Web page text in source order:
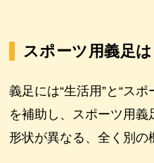
スポーツ用義足
義足には“生活用”と“ス
を補助し、スポーツ用
形状が異なる、全く別